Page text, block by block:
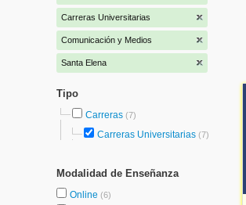
Carreras Universitarias
Comunicación y Medios
Santa Elena
Tipo
Carreras (7)
Carreras Universitarias (7)
Modalidad de Enseñanza
Online (6)